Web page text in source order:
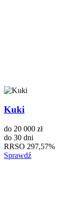
Kuki
do 20 000 zł
do 30 dni
RRSO 297,57%
Sprawdź